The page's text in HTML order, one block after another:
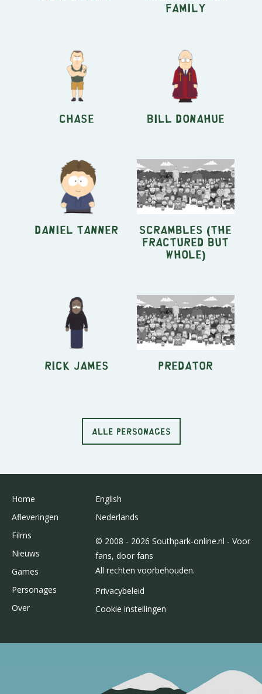
Family
Chase Bill Donahue
Daniel Tanner Scrambles (The
Fractured but
Whole)
Rick James Predator
ALLE PERSONAGES
Home
Afleveringen
Films
Nieuws
Games
Personages
Over
English
Nederlands
© 2008 - 2026 Southpark-online.nl - Voor
fans, door fans
All rechten voorbehouden.
Privacybeleid
Cookie instellingen